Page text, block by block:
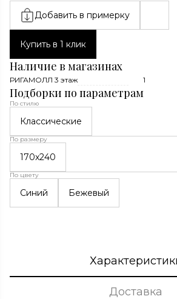
Добавить в примерку
Купить в 1 клик
Наличие в магазинах
РИГАМОЛЛ 3 этаж 1
Подборки по параметрам
По стилю
Классические
По размеру
170x240
По цвету
Синий Бежевый
Доставка